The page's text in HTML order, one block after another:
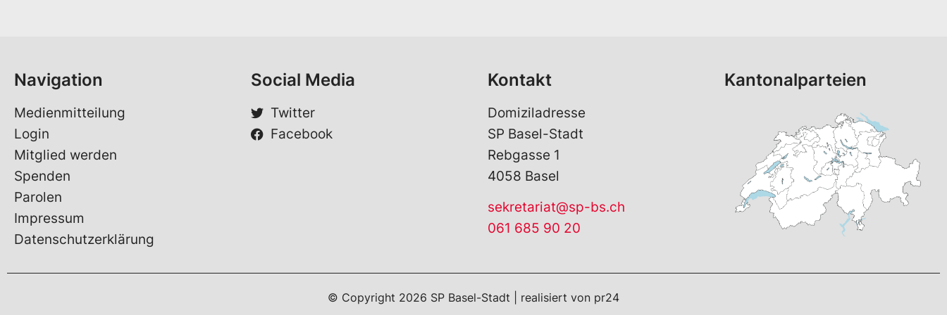
Navigation
Medienmitteilung
Login
Mitglied werden
Spenden
Parolen
Impressum
Datenschutzerklärung
Social Media
Twitter
Facebook
Kontakt
Domiziladresse
SP Basel-Stadt
Rebgasse 1
4058 Basel
sekretariat@sp-bs.ch
061 685 90 20
Kantonalparteien
© Copyright 2026 SP Basel-Stadt | realisiert von pr24